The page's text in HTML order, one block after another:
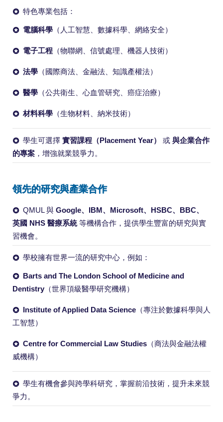
特色專業包括：
電腦科學（人工智慧、數據科學、網絡安全）
電子工程（物聯網、信號處理、機器人技術）
法學（國際商法、金融法、知識產權法）
醫學（公共衛生、心血管研究、癌症治療）
材料科學（生物材料、納米技術）
學生可選擇 實習課程（Placement Year） 或 與企業合作
的專案 ，增強就業競爭力。
領先的研究與產業合作
QMUL 與 Google、IBM、Microsoft、HSBC、BBC、
英國 NHS 醫療系統等機構合作，提供學生豐富的研究與實
習機會。
學校擁有世界一流的研究中心，例如：
Barts and The London School of Medicine and
Dentistry （世界頂級醫學研究機構）
Institute of Applied Data Science（專注於數據科學與人
工智慧）
Centre for Commercial Law Studies（商法與金融法權
威機構）
學生有機會參與跨學科研究，掌握前沿技術，提升未來競
爭力。